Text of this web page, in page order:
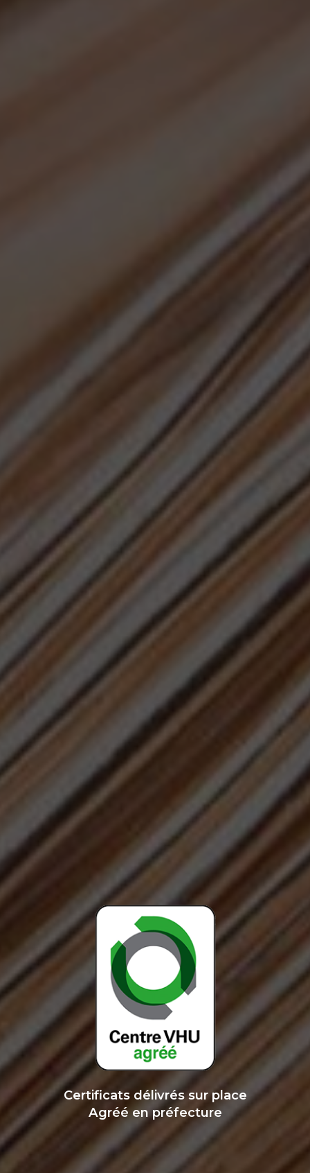
Certificats délivrés sur place
Agréé en préfecture